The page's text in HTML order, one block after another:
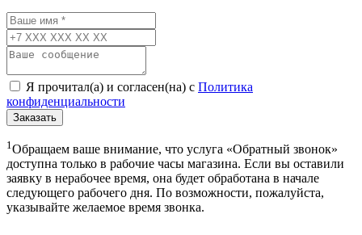
Я прочитал(а) и согласен(на) с Политика
конфиденциальности
Заказать
1Обращаем ваше внимание, что услуга «Обратный звонок»
доступна только в рабочие часы магазина. Если вы оставили
заявку в нерабочее время, она будет обработана в начале
следующего рабочего дня. По возможности, пожалуйста,
указывайте желаемое время звонка.